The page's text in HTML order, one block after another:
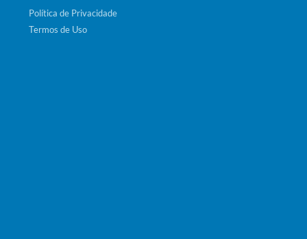
Política de Privacidade
Termos de Uso